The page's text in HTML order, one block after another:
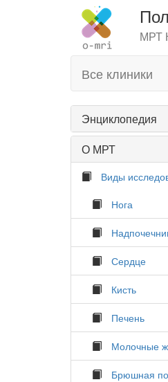
МРТ
Все клиники
Энциклопедия
О МРТ
Виды
Нога
Сердце
Кисть
Печень
Молочные
Брюшная